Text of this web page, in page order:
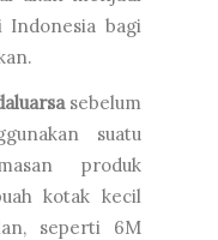
bagi
sebelum
suatu
produk
kotak kecil
seperti 6M